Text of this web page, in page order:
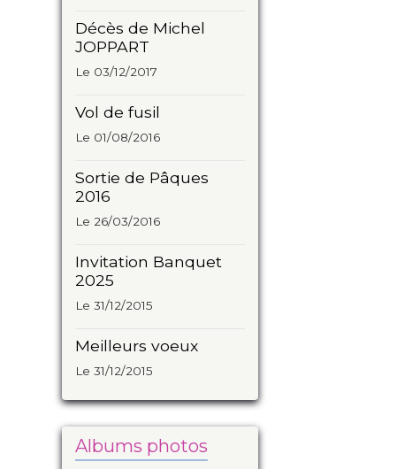
Décès de Michel
JOPPART
Le 03/12/2017
Vol de fusil
Le 01/08/2016
Sortie de Pâques
2016
Le 26/03/2016
Invitation Banquet
2025
Le 31/12/2015
Meilleurs voeux
Le 31/12/2015
Albums photos